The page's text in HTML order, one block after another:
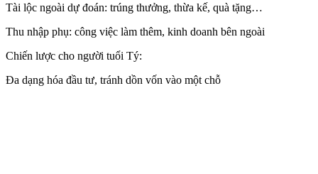
Tài lộc ngoài dự đoán: trúng thưởng, thừa kế, quà tặng…
Thu nhập phụ: công việc làm thêm, kinh doanh bên ngoài
Chiến lược cho người tuổi Tý:
Đa dạng hóa đầu tư, tránh dồn vốn vào một chỗ